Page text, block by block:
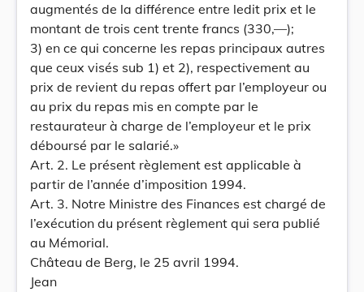
augmentés de la différence entre ledit prix et le
montant de trois cent trente francs (330,—);
3) en ce qui concerne les repas principaux autres
que ceux visés sub 1) et 2), respectivement au
prix de revient du repas offert par l’employeur ou
au prix du repas mis en compte par le
restaurateur à charge de l’employeur et le prix
déboursé par le salarié.»
Art. 2. Le présent règlement est applicable à
partir de l’année d’imposition 1994.
Art. 3. Notre Ministre des Finances est chargé de
l’exécution du présent règlement qui sera publié
au Mémorial.
Château de Berg, le 25 avril 1994.
Jean